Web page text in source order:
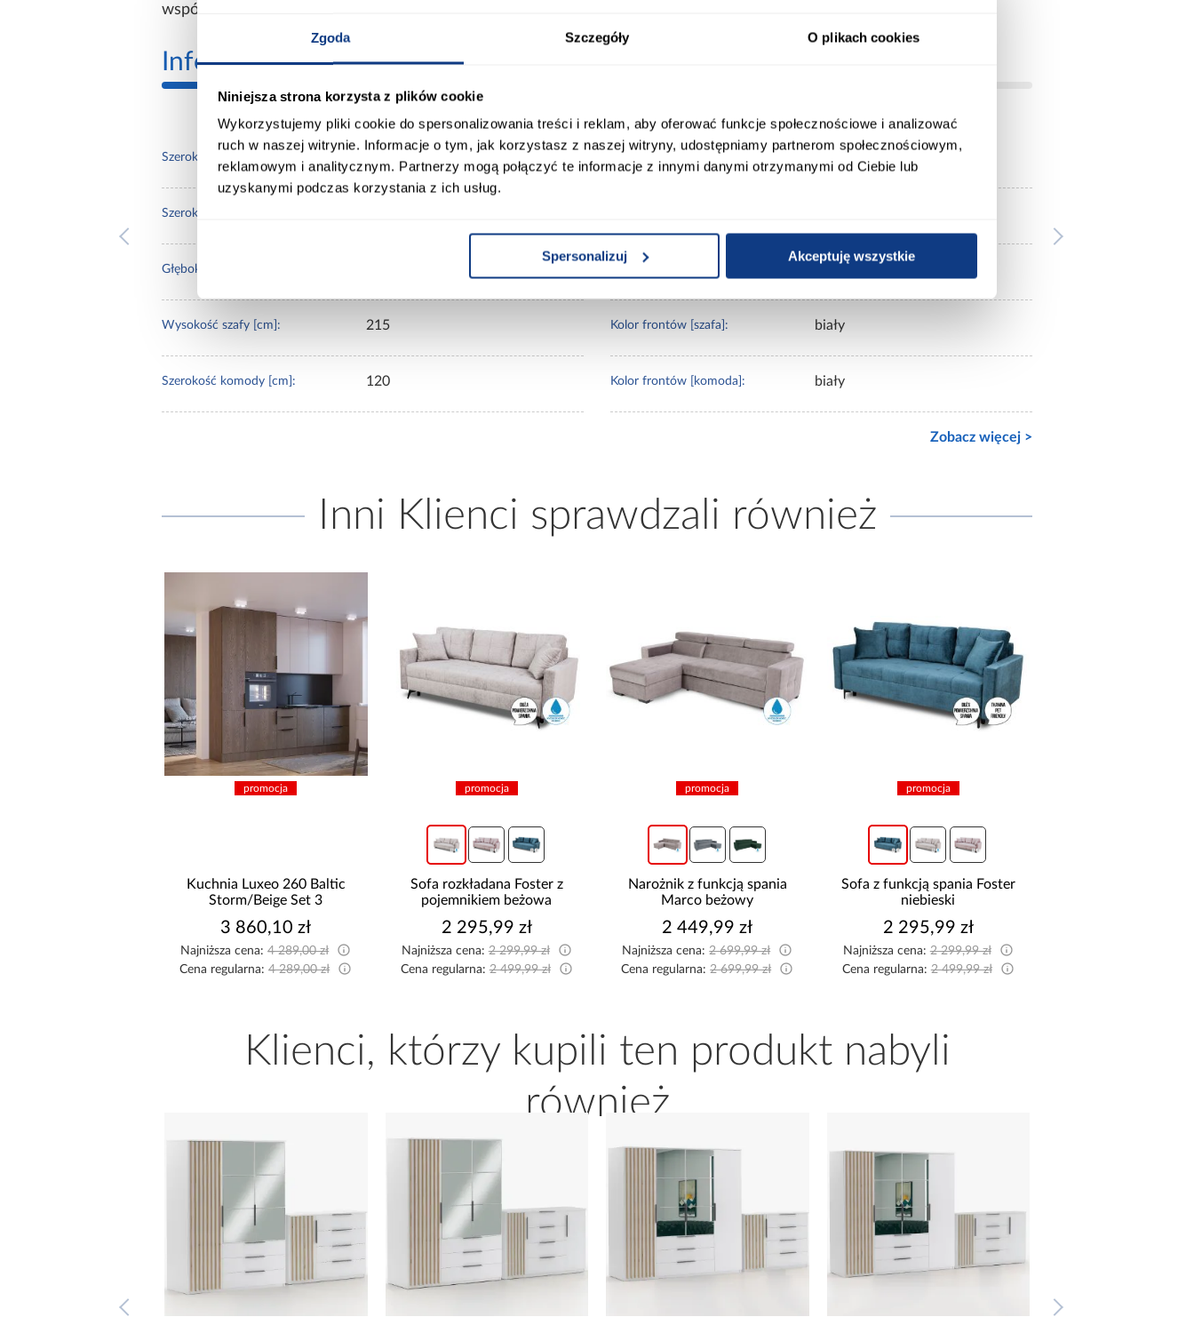
Zgoda Szczegóły O plikach cookies
Niniejsza strona korzysta z plików cookie
Wykorzystujemy pliki cookie do spersonalizowania treści i reklam, aby oferować funkcje społecznościowe i analizować
ruch w naszej witrynie. Informacje o tym, jak korzystasz z naszej witryny, udostępniamy partnerom społecznościowym,
reklamowym i analitycznym. Partnerzy mogą połączyć te informacje z innymi danymi otrzymanymi od Ciebie lub
uzyskanymi podczas korzystania z ich usług.
Spersonalizuj Akceptuję wszystkie
współczesnych wnętrz.
Informacje Transport
Szerokość zestawu [cm]:
Szerokość szafy [cm]:
Głębokość szafy [cm]:
Wysokość szafy [cm]: 215
Szerokość komody [cm]: 120
Głębokość komody [cm]:
Kolor frontów [szafa]: biały
Kolor frontów [komoda]: biały
Zobacz więcej >
Inni Klienci sprawdzali również
promocja
Kuchnia Luxeo 260 Baltic
Storm/Beige Set 3
3 860,10 zł
Najniższa cena:4 289,00 zł
Cena regularna:4 289,00 zł
promocja
Sofa rozkładana Foster z
pojemnikiem beżowa
2 295,99 zł
Najniższa cena:2 299,99 zł
Cena regularna:2 499,99 zł
promocja
Narożnik z funkcją spania
Marco beżowy
2 449,99 zł
Najniższa cena:2 699,99 zł
Cena regularna:2 699,99 zł
promocja
Sofa z funkcją spania Foster
niebieski
2 295,99 zł
Najniższa cena:2 299,99 zł
Cena regularna:2 499,99 zł
Klienci, którzy kupili ten produkt nabyli
również